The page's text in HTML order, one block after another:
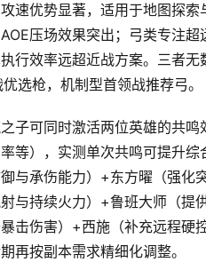
速优势显著，适用于地图探
压场效果突出；弓类专注超
行效率远超近战方案。三者
选枪，机制型首领战推荐弓。
子可同时激活两位英雄的共
等），实测单次共鸣可提升
与承伤能力）+东方曜（强化
与持续火力）+鲁班大师（提
击伤害）+西施（补充远程硬
再按副本需求精细化调整。